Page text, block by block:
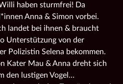
haben sturmfrei! Da
Anna & Simon vorbei.
landet bei ihnen & braucht
Unterstützung von der
Polizistin Selena bekommen.
Kater Mau & Anna dreht sich
den lustigen Vogel…